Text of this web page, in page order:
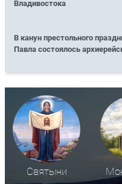
Владивостока
В канун престольного
Павла состоялось
Святыни